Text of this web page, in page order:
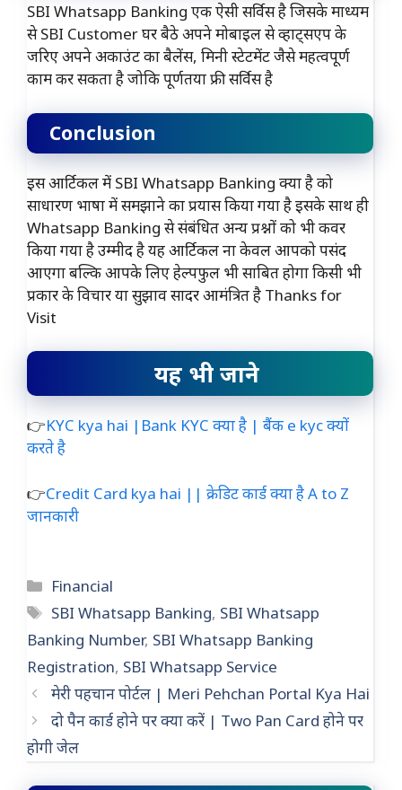
SBI Whatsapp Banking एक ऐसी सर्विस है जिसके माध्यम
से SBI Customer घर बैठे अपने मोबाइल से व्हाट्सएप के
जरिए अपने अकाउंट का बैलेंस, मिनी स्टेटमेंट जैसे महत्वपूर्ण
काम कर सकता है जोकि पूर्णतया फ्री सर्विस है
Conclusion
इस आर्टिकल में SBI Whatsapp Banking क्या है को
साधारण भाषा में समझाने का प्रयास किया गया है इसके साथ ही
Whatsapp Banking से संबंधित अन्य प्रश्नों को भी कवर
किया गया है उम्मीद है यह आर्टिकल ना केवल आपको पसंद
आएगा बल्कि आपके लिए हेल्पफुल भी साबित होगा किसी भी
प्रकार के विचार या सुझाव सादर आमंत्रित है Thanks for
Visit
यह भी जाने
👉KYC kya hai |Bank KYC क्या है | बैंक e kyc क्यों
करते है
👉Credit Card kya hai || क्रेडिट कार्ड क्या है A to Z
जानकारी
Categories
Financial
Tags
SBI Whatsapp Banking, SBI Whatsapp
Banking Number, SBI Whatsapp Banking
Registration, SBI Whatsapp Service
मेरी पहचान पोर्टल | Meri Pehchan Portal Kya Hai
दो पैन कार्ड होने पर क्या करें | Two Pan Card होने पर
होगी जेल